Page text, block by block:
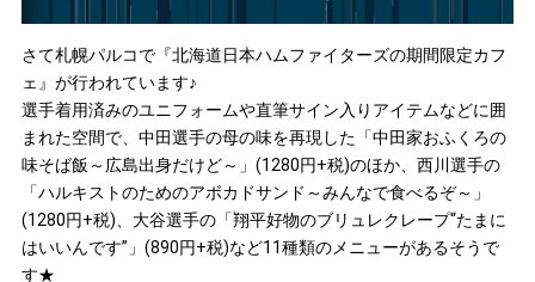
さて札幌パルコで『北海道日本ハムファイターズの期間限定カフ
ェ』が行われています♪
選手着用済みのユニフォームや直筆サイン入りアイテムなどに囲
まれた空間で、中田選手の母の味を再現した「中田家おふくろの
味そば飯～広島出身だけど～」(1280円+税)のほか、西川選手の
「ハルキストのためのアボカドサンド～みんなで食べるぞ～」
(1280円+税)、大谷選手の「翔平好物のブリュレクレープ“たまに
はいいんです”」(890円+税)など11種類のメニューがあるそうで
す★